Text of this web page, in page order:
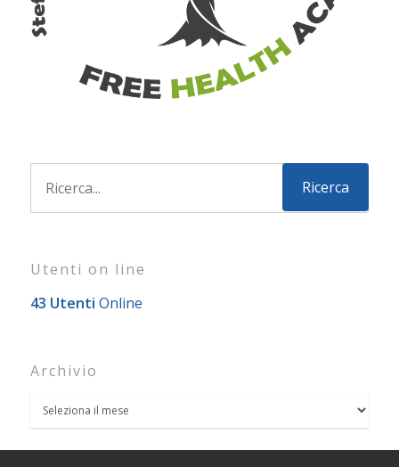
Utenti on line
43 Utenti Online
Archivio